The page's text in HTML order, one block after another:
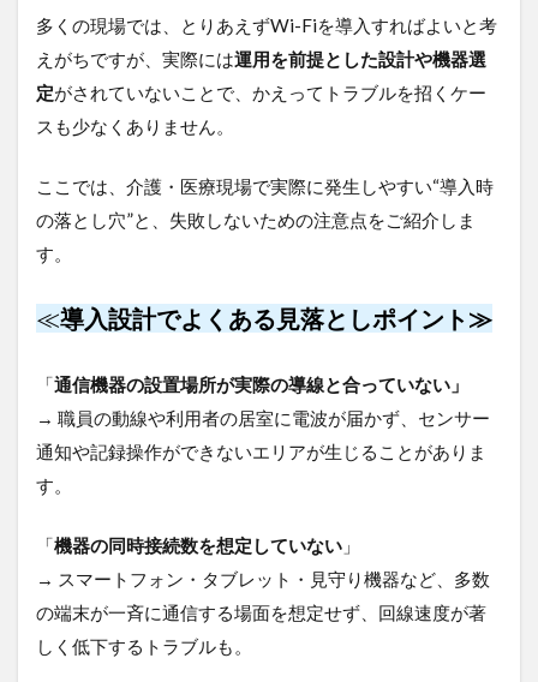
多くの現場では、とりあえずWi-Fiを導入すればよいと考
えがちですが、実際には運用を前提とした設計や機器選
定がされていないことで、かえってトラブルを招くケー
スも少なくありません。
ここでは、介護・医療現場で実際に発生しやすい“導入時
の落とし穴”と、失敗しないための注意点をご紹介しま
す。
≪導入設計でよくある見落としポイント≫
「通信機器の設置場所が実際の導線と合っていない」
→ 職員の動線や利用者の居室に電波が届かず、センサー
通知や記録操作ができないエリアが生じることがありま
す。
「機器の同時接続数を想定していない 」
→ スマートフォン・タブレット・見守り機器など、多数
の端末が一斉に通信する場面を想定せず、回線速度が著
しく低下するトラブルも。